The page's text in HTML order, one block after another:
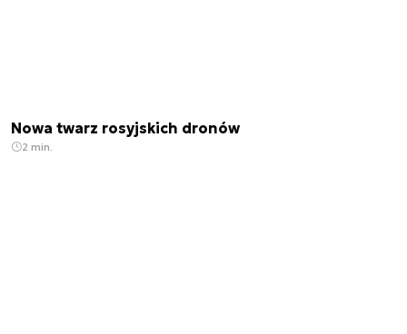
Nowa twarz rosyjskich dronów
2 min.